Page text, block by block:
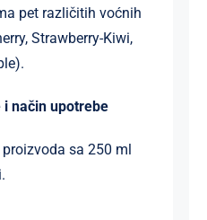
pet različitih voćnih
Strawberry-Kiwi,
način upotrebe
sa 250 ml